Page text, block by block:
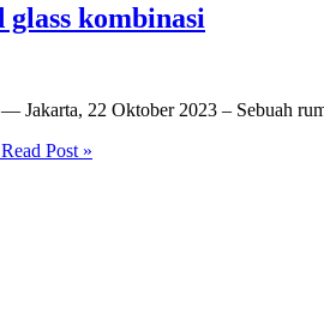
kombinasi
Jakarta, 22 Oktober 2023 – Sebuah
Read Post »